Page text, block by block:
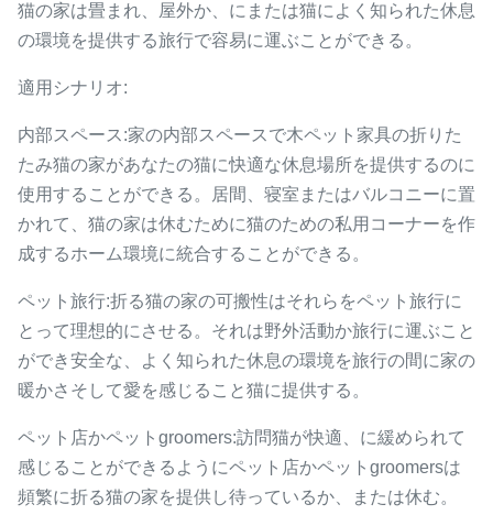
猫の家は畳まれ、屋外か、にまたは猫によく知られた休息
の環境を提供する旅行で容易に運ぶことができる。
適用シナリオ:
内部スペース:家の内部スペースで木ペット家具の折りた
たみ猫の家があなたの猫に快適な休息場所を提供するのに
使用することができる。居間、寝室またはバルコニーに置
かれて、猫の家は休むために猫のための私用コーナーを作
成するホーム環境に統合することができる。
ペット旅行:折る猫の家の可搬性はそれらをペット旅行に
とって理想的にさせる。それは野外活動か旅行に運ぶこと
ができ安全な、よく知られた休息の環境を旅行の間に家の
暖かさそして愛を感じること猫に提供する。
ペット店かペットgroomers:訪問猫が快適、に緩められて
感じることができるようにペット店かペットgroomersは
頻繁に折る猫の家を提供し待っているか、または休む。